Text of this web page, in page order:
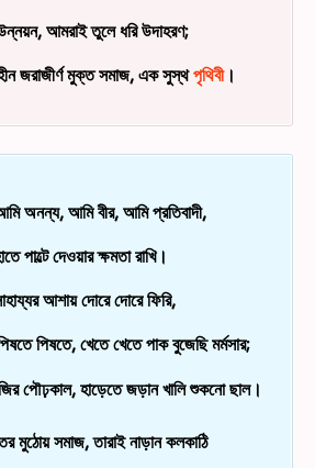
আমরাই তুলে ধরি উদাহরণ;
জরাজীর্ণ মুক্ত সমাজ, এক সুস্থ পৃথিবী।
অনন্য,আমি বীর, আমি প্রতিবাদী,
পাল্টে দেওয়ার ক্ষমতা রাখি।
আশায় দোরে দোরে ফিরি,
পিষতে, খেতে খেতে পাক বুজেছি মর্মসার;
পৌঢ়কাল, হাড়েতে জড়ান খালি শুকনো ছাল।
মুঠোয় সমাজ, তারাই নাড়ান কলকাঠি